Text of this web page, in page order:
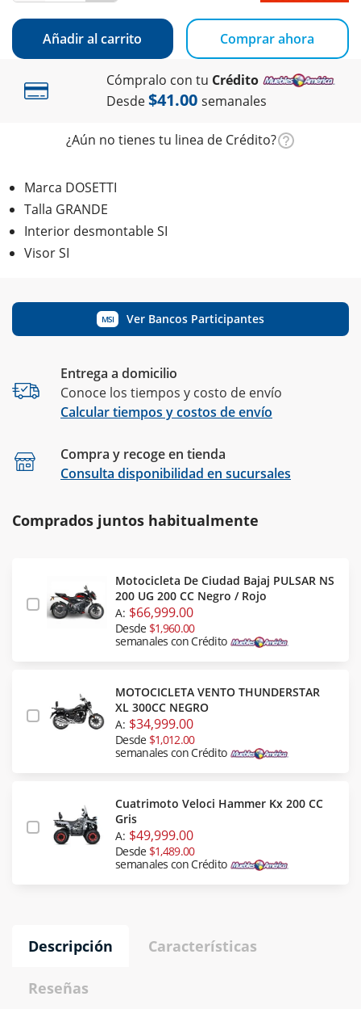
Añadir al carrito Comprar ahora
Cómpralo con tu Crédito
Desde$41.00 semanales
¿Aún no tienes tu linea de Crédito?
Marca DOSETTI
Talla GRANDE
Interior desmontable SI
Visor SI
MSI Ver Bancos Participantes
Entrega a domicilio
Conoce los tiempos y costo de envío
Calcular tiempos y costos de envío
Compra y recoge en tienda
Consulta disponibilidad en sucursales
Comprados juntos habitualmente
Motocicleta De Ciudad Bajaj PULSAR NS
200 UG 200 CC Negro / Rojo
A: $66,999.00
Desde $1,960.00
semanales con Crédito
MOTOCICLETA VENTO THUNDERSTAR
XL 300CC NEGRO
A: $34,999.00
Desde $1,012.00
semanales con Crédito
Cuatrimoto Veloci Hammer Kx 200 CC
Gris
A: $49,999.00
Desde $1,489.00
semanales con Crédito
Descripción Características
Reseñas